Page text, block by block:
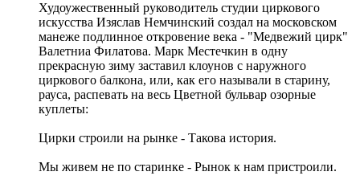
Худоужественный руководитель студии циркового
искусства Изяслав Немчинский создал на московском
манеже подлинное откровение века - "Медвежий цирк"
Валетниа Филатова. Марк Местечкин в одну
прекрасную зиму заставил клоунов с наружного
циркового балкона, или, как его называли в старину,
рауса, распевать на весь Цветной бульвар озорные
куплеты:
Цирки строили на рынке - Такова история.
Мы живем не по старинке - Рынок к нам пристроили.